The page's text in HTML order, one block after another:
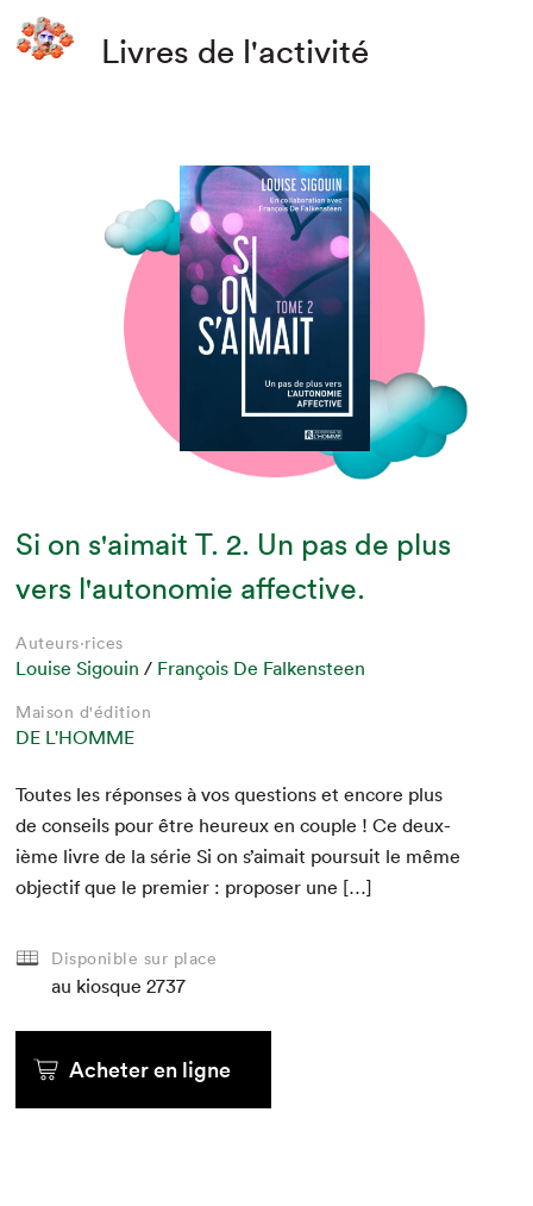
Livres de l'activité
Si on s'aimait T. 2. Un pas de plus
vers l'autonomie affective.
Auteurs·rices
Louise Sigouin / François De Falkensteen
Maison d'édition
DE L'HOMME
Toutes les répons­es à vos ques­tions et encore plus
de con­seils pour être heureux en cou­ple ! Ce deux­
ième livre de la série Si on s’aimait pour­suit le même
objec­tif que le pre­mier : pro­pos­er une […]
Disponible sur place
au kiosque 2737
Acheter en ligne